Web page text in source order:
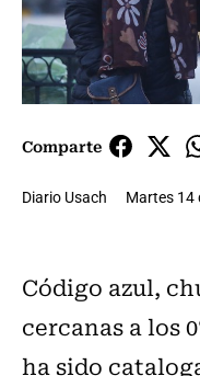
Comparte
Diario Usach Martes 14
Código azul,
cercanas a los
ha sido